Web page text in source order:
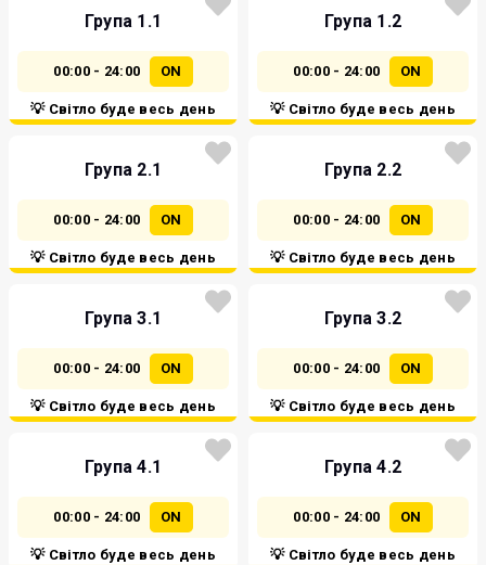
Група 1.1
00:00 - 24:00 ON
💡 Світло буде весь день
Група 1.2
00:00 - 24:00 ON
💡 Світло буде весь день
Група 2.1
00:00 - 24:00 ON
💡 Світло буде весь день
Група 2.2
00:00 - 24:00 ON
💡 Світло буде весь день
Група 3.1
00:00 - 24:00 ON
💡 Світло буде весь день
Група 3.2
00:00 - 24:00 ON
💡 Світло буде весь день
Група 4.1
00:00 - 24:00 ON
💡 Світло буде весь день
Група 4.2
00:00 - 24:00 ON
💡 Світло буде весь день